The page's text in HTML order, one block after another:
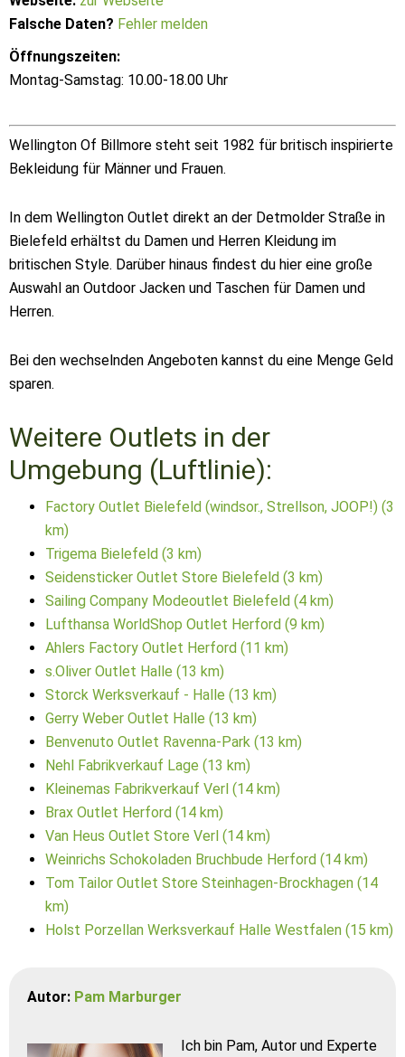
Falsche Daten? Fehler melden
Öffnungszeiten:
Montag-Samstag: 10.00-18.00 Uhr
Wellington Of Billmore steht seit 1982 für britisch inspirierte
Bekleidung für Männer und Frauen.
In dem Wellington Outlet direkt an der Detmolder Straße in
Bielefeld erhältst du Damen und Herren Kleidung im
britischen Style. Darüber hinaus findest du hier eine große
Auswahl an Outdoor Jacken und Taschen für Damen und
Herren.
Bei den wechselnden Angeboten kannst du eine Menge Geld
sparen.
Weitere Outlets in der
Umgebung (Luftlinie):
Factory Outlet Bielefeld (windsor., Strellson, JOOP!) (3
km)
Trigema Bielefeld (3 km)
Seidensticker Outlet Store Bielefeld (3 km)
Sailing Company Modeoutlet Bielefeld (4 km)
Lufthansa WorldShop Outlet Herford (9 km)
Ahlers Factory Outlet Herford (11 km)
s.Oliver Outlet Halle (13 km)
Storck Werksverkauf - Halle (13 km)
Gerry Weber Outlet Halle (13 km)
Benvenuto Outlet Ravenna-Park (13 km)
Nehl Fabrikverkauf Lage (13 km)
Kleinemas Fabrikverkauf Verl (14 km)
Brax Outlet Herford (14 km)
Van Heus Outlet Store Verl (14 km)
Weinrichs Schokoladen Bruchbude Herford (14 km)
Tom Tailor Outlet Store Steinhagen-Brockhagen (14
km)
Holst Porzellan Werksverkauf Halle Westfalen (15 km)
Autor: Pam Marburger
Ich bin Pam, Autor und Experte